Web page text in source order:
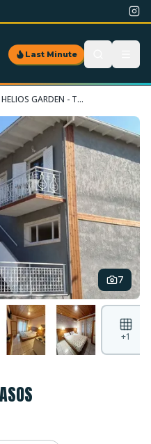
Last Minute
VILA HELIOS GARDEN - TASOS
7
+1